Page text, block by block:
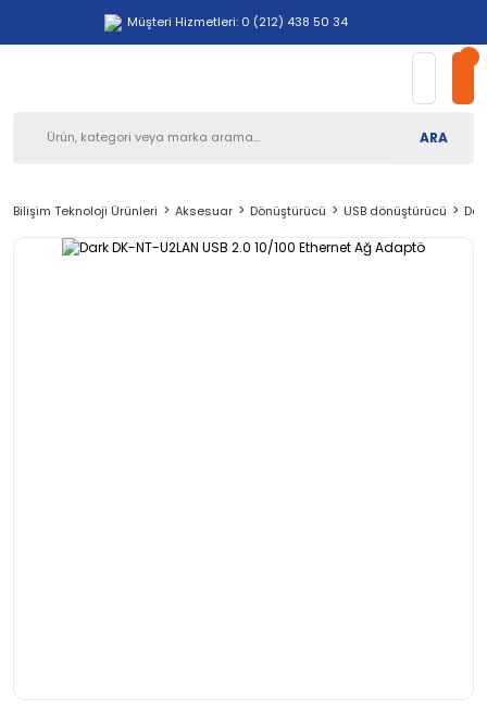
Müşteri Hizmetleri: 0 (212) 438 50 34
ARA
Bilişim Teknoloji Ürünleri Aksesuar Dönüştürücü USB dönüştürücü